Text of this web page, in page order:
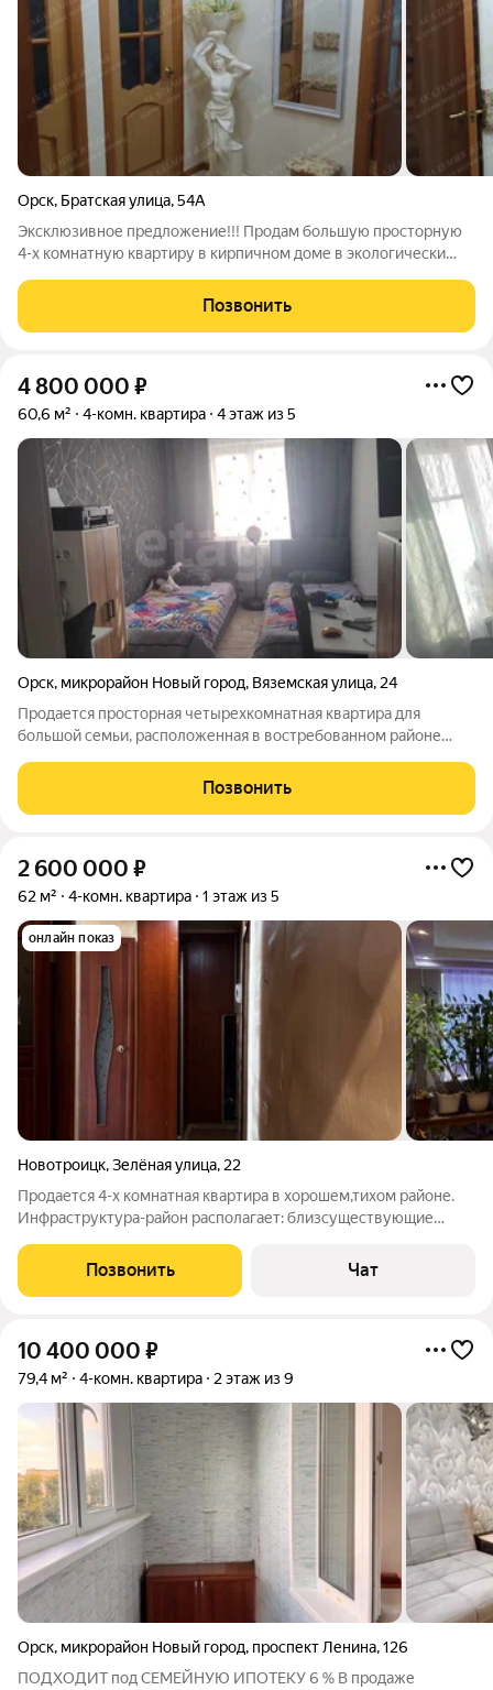
Орск, Братская улица,54А
Эксклюзивное предложение!!! Продам большую просторную
4-х комнатную квартиру в кирпичном доме в экологически
92 кв. м., кухня -10 кв.м, большая утепленная лоджия. Квартира
в очень
Позвонить
4 800 000 ₽
60,6 м² 4-комн. квартира 4 этаж из 5
Орск, микрорайон Новый город, Вяземская улица, 24
Продается просторная четырехкомнатная квартира для
большой семьи, расположенная в востребованном районе
живи». Основные характеристики: Дом: Панельный, 1968 года
Позвонить
2 600 000 ₽
62 м² 4-комн. квартира 1 этаж из 5
онлайн показ
Новотроицк,Зелёная улица, 22
Продается 4-х комнатная квартира в хорошем,тихом районе.
Инфраструктура-район располагает: близсуществующие
образовательные учреждения (2 садика: №15, №3), (2 школы:
№15, №6), также
Позвонить Чат
10 400 000 ₽
79,4 м² 4-комн. квартира 2 этаж из 9
Орск, микрорайон Новый город, проспект Ленина,126
ПОДХОДИТ под СЕМЕЙНУЮ ИПОТЕКУ 6 % В продаже